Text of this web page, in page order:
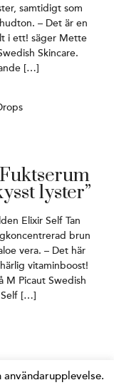
samtidigt som
– Det är en
i ett! säger Mette
Skincare.
[…]
lyster”
Elixir Self Tan
brun
vera. – Det här
vitaminboost!
M Picaut Swedish
Self […]